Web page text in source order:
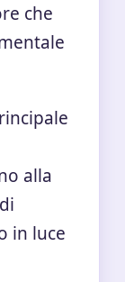
che
alla
in luce